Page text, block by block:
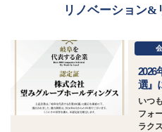
リノベーション&
2026
選』
いつ
フォ
ラク